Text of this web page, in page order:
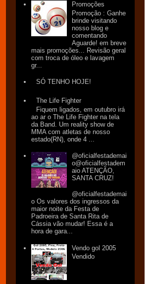
Promoções
Promoção : Ganhe
brinde visitando
nosso blog e
comentando
Aguarde! em breve
mais promoções... Revisão geral
com troca de óleo e lavagem
gr...
SÓ TENHO HOJE!
The Life Fighter
Fiquem ligados, em outubro irá
ao ar o The Life Fighter na tela
da Band. Um reality show de
MMA com atletas de nosso
estado(RN), onde 4 ...
@oficialfestademai
o@oficialfestadem
aio ATENÇÃO,
SANTA CRUZ!
@oficialfestademai
o Os valores dos ingressos da
maior noite da Festa de
Padroeira de Santa Rita de
Cássia vão mudar! Essa é a
hora de gara...
Vendo gol 2005
Vendido